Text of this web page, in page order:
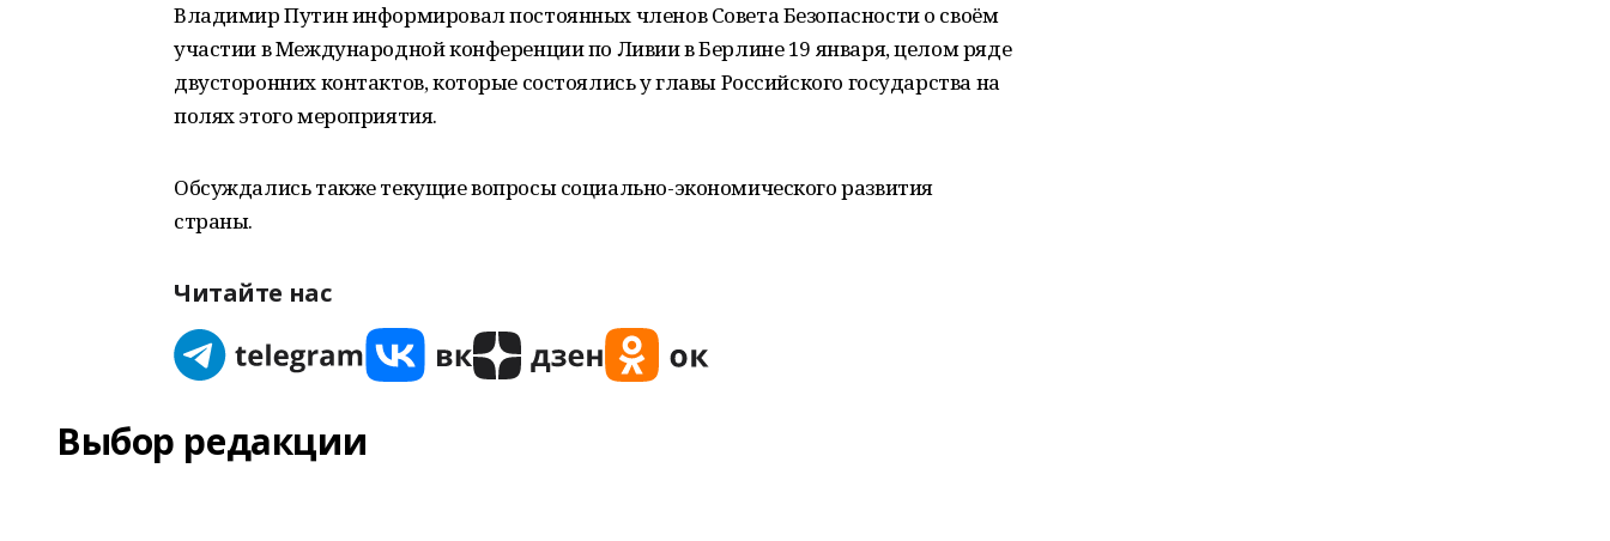
Владимир Путин информировал постоянных членов Совета Безопасности о своём
участии в Международной конференции по Ливии в Берлине 19 января, целом ряде
двусторонних контактов, которые состоялись у главы Российского государства на
полях этого мероприятия.
Обсуждались также текущие вопросы социально-экономического развития
страны.
Читайте нас
Выбор редакции